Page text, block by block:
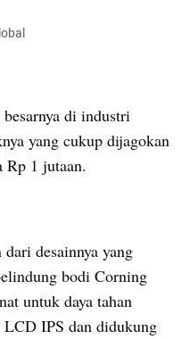
di industri
yang cukup dijagokan
Rp 1 jutaan.
desainnya yang
bodi Corning
untuk daya tahan
IPS dan didukung